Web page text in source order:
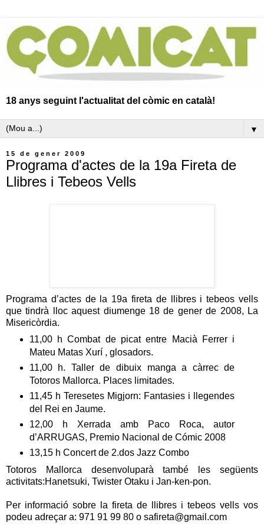
18 anys seguint l'actualitat del còmic en català!
▼
15 de gener 2009
Programa d'actes de la 19a Fireta de
Llibres i Tebeos Vells
Programa d’actes de la 19a fireta de llibres i tebeos vells
que tindrà lloc aquest diumenge 18 de gener de 2008, La
Misericòrdia.
11,00 h Combat de picat entre Macià Ferrer i
Mateu Matas Xurí , glosadors.
11,00 h. Taller de dibuix manga a càrrec de
Totoros Mallorca. Places limitades.
11,45 h Teresetes Migjorn: Fantasies i llegendes
del Rei en Jaume.
12,00 h Xerrada amb Paco Roca, autor
d’ARRUGAS, Premio Nacional de Cómic 2008
13,15 h Concert de 2.dos Jazz Combo
Totoros Mallorca desenvoluparà també les següents
activitats:Hanetsuki, Twister Otaku i Jan-ken-pon.
Per informació sobre la fireta de llibres i tebeos vells vos
podeu adreçar a: 971 91 99 80 o safireta@gmail.com